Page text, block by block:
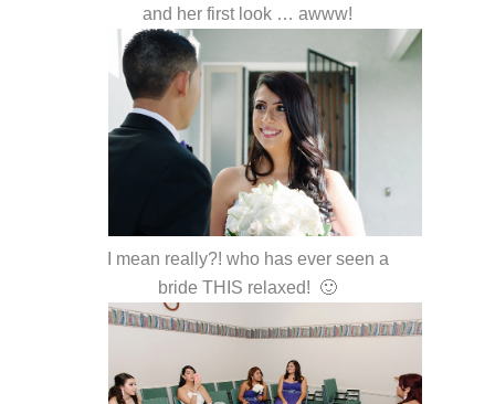
and her first look … awww!
I mean really?! who has ever seen a
bride THIS relaxed! 🙂